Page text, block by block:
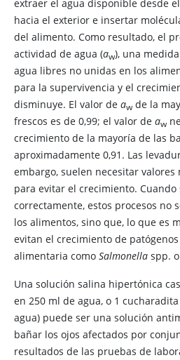
extraer el agua disponible desde
hacia el exterior e insertar
del alimento. Como resultado, el
actividad de agua (aw), una
agua libres no unidas en los
para la supervivencia y el
disminuye. El valor de aw de la
frescos es de 0,99; el valor de aw
crecimiento de la mayoría de las
aproximadamente 0,91. Las
embargo, suelen necesitar valores
para evitar el crecimiento. Cuando
correctamente, estos procesos no
los alimentos, sino que, lo que es
evitan el crecimiento de
alimentaria como Salmonella spp. o
Una solución salina hipertónica
en 250 ml de agua, o 1
agua) puede ser una solución
bañar los ojos afectados por
resultados de las pruebas de